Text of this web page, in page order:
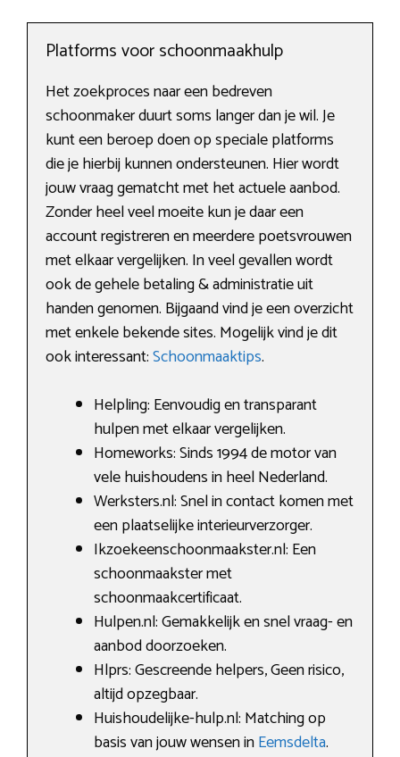
Platforms voor schoonmaakhulp
Het zoekproces naar een bedreven
schoonmaker duurt soms langer dan je wil. Je
kunt een beroep doen op speciale platforms
die je hierbij kunnen ondersteunen. Hier wordt
jouw vraag gematcht met het actuele aanbod.
Zonder heel veel moeite kun je daar een
account registreren en meerdere poetsvrouwen
met elkaar vergelijken. In veel gevallen wordt
ook de gehele betaling & administratie uit
handen genomen. Bijgaand vind je een overzicht
met enkele bekende sites. Mogelijk vind je dit
ook interessant:Schoonmaaktips.
Helpling: Eenvoudig en transparant
hulpen met elkaar vergelijken.
Homeworks: Sinds 1994 de motor van
vele huishoudens in heel Nederland.
Werksters.nl: Snel in contact komen met
een plaatselijke interieurverzorger.
Ikzoekeenschoonmaakster.nl: Een
schoonmaakster met
schoonmaakcertificaat.
Hulpen.nl: Gemakkelijk en snel vraag- en
aanbod doorzoeken.
Hlprs: Gescreende helpers, Geen risico,
altijd opzegbaar.
Huishoudelijke-hulp.nl: Matching op
basis van jouw wensen inEemsdelta.